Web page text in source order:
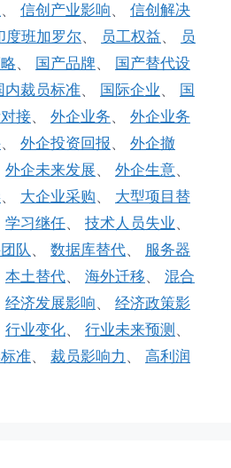
、 信创产业影响、 信创解决
度班加罗尔、 员工权益、
员
、 国产品牌、 国产替代设
内裁员标准、 国际企业、 国
接、 外企业务、 外企业务
、 外企投资回报、 外企撤
外企未来发展、 外企生意、
、 大企业采购、 大型项目替
学习继任、 技术人员失业、
队 、 数据库替代、 服务器
本土替代、 海外迁移、 混合
经济发展影响、 经济政策影
行业变化、 行业未来预测 、
准、 裁员影响力 、 高利润